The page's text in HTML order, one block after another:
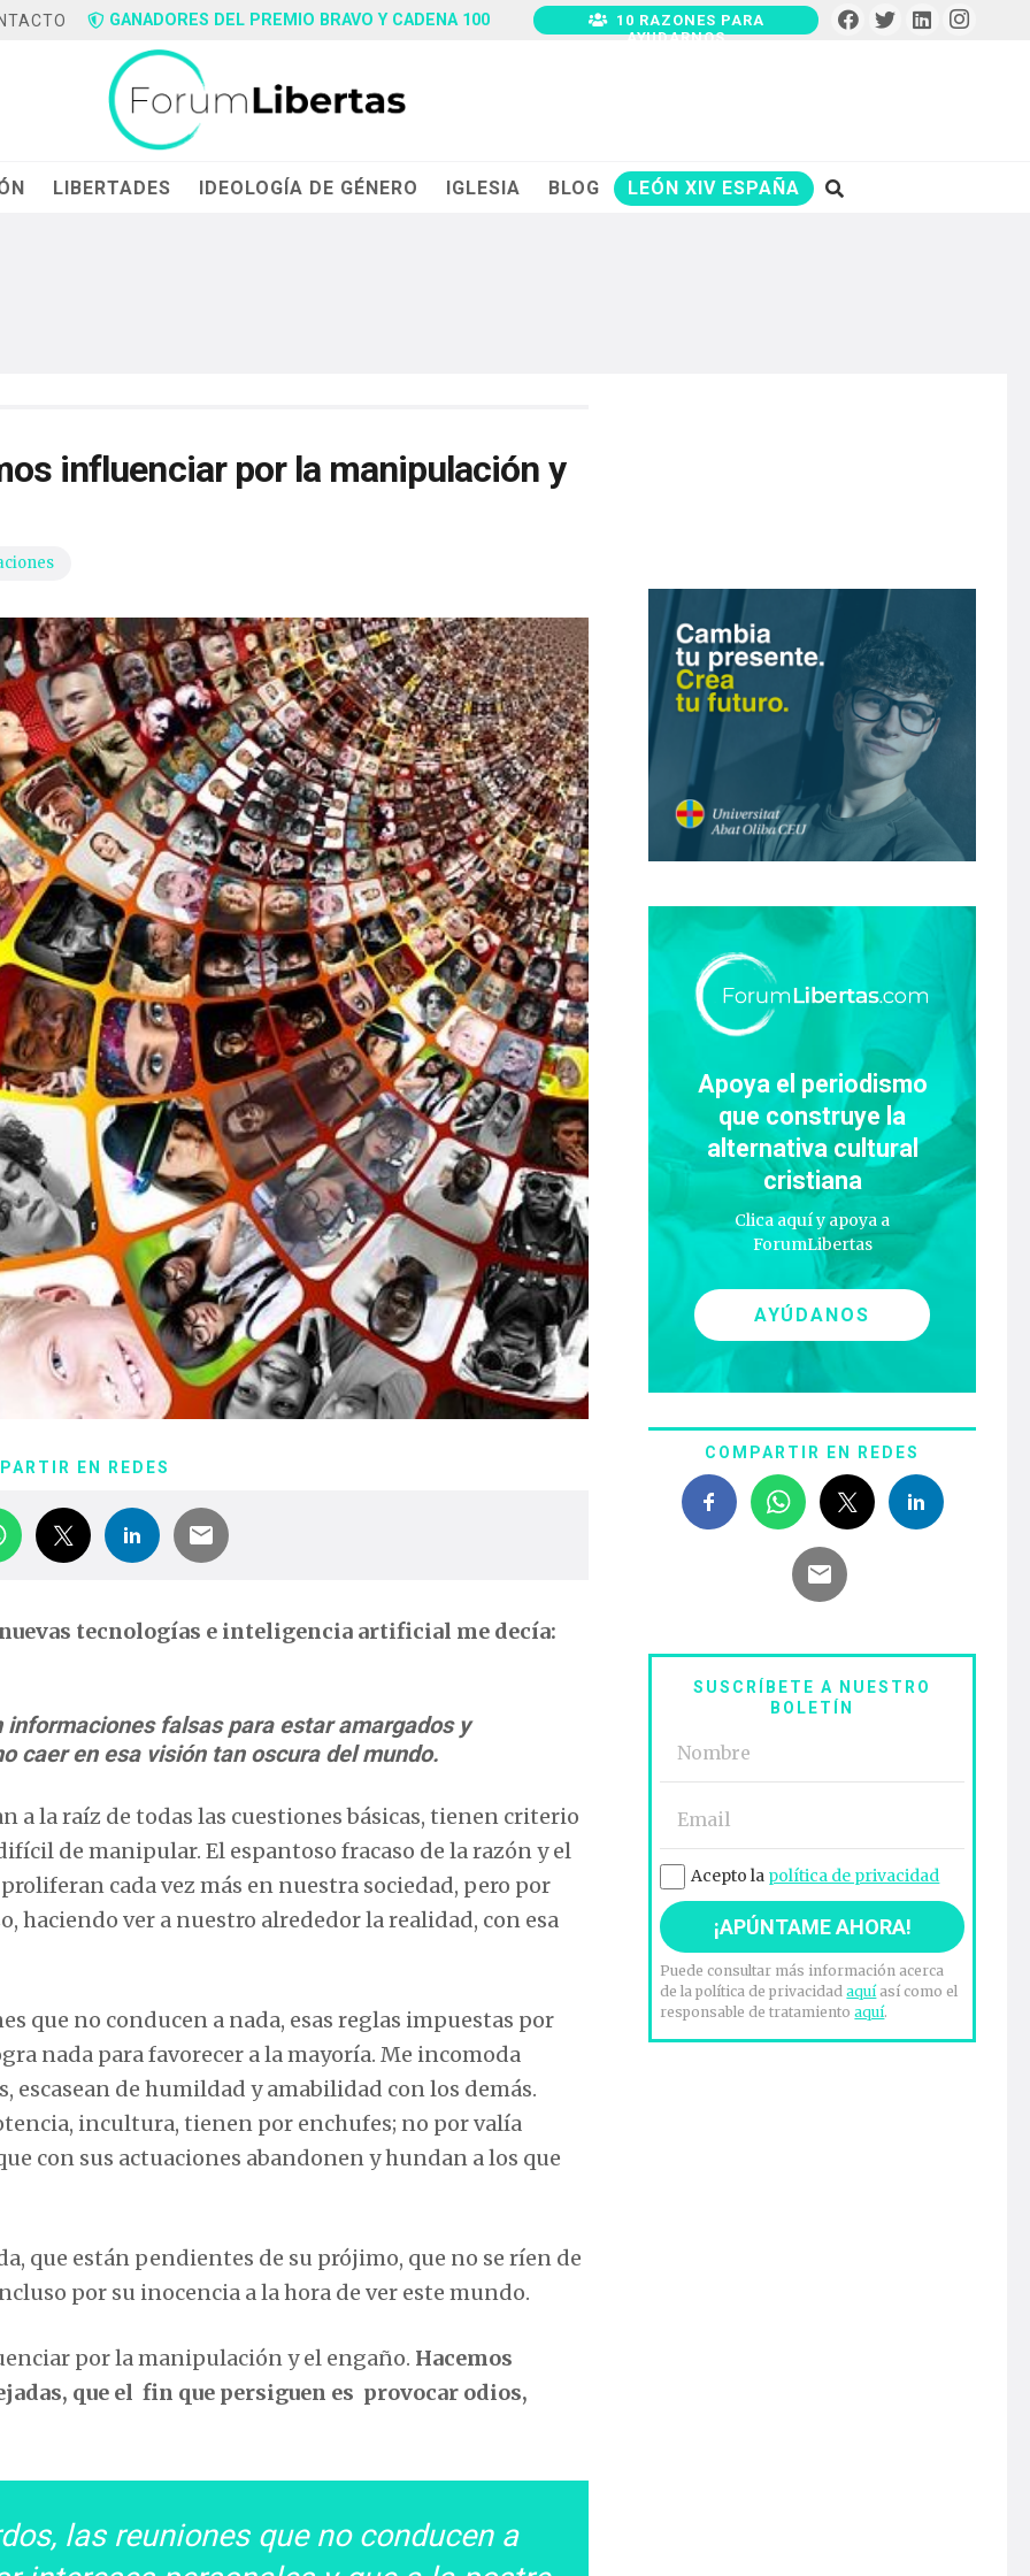
GANADORES DEL PREMIO BRAVO Y CADENA 100
10 RAZONES PARA
AYUDARNOS
LIBERTADES IDEOLOGÍA DE GÉNERO IGLESIA BLOG LEÓN XIV ESPAÑA
influenciar por la manipulación y
EN REDES
tecnologías e inteligencia artificial me decía:
falsas para estar amargados y
caer en esa visión tan oscura del mundo.
a la raíz de todas las cuestiones básicas, tienen criterio
de manipular. El espantoso fracaso de la razón y el
cada vez más en nuestra sociedad, pero por
haciendo ver a nuestro alrededor la realidad, con esa
que no conducen a nada, esas reglas impuestas por
nada para favorecer a la mayoría. Me incomoda
de humildad y amabilidad con los demás.
incultura, tienen por enchufes; no por valía
con sus actuaciones abandonen y hundan a los que
que están pendientes de su prójimo, que no se ríen de
por su inocencia a la hora de ver este mundo.
por la manipulación y el engaño. Hacemos
que el fin que persiguen es provocar odios,
las reuniones que no conducen a
Apoya el periodismo
que construye la
alternativa cultural
cristiana
Clica aquí y apoya a
ForumLibertas
AYÚDANOS
COMPARTIR EN REDES
SUSCRÍBETE A NUESTRO
BOLETÍN
Acepto la política de privacidad
Puede consultar más información acerca
de la política de privacidadaquíasí como el
responsable de tratamientoaquí.